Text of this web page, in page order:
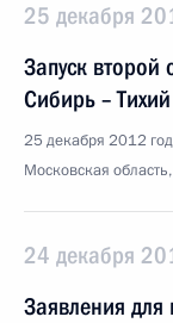
25 декабря
Запуск второй
Сибирь –
25 декабря 2012
Московская
24 декабря
Заявления для